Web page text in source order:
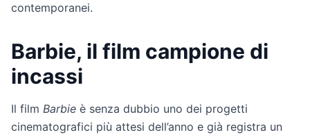
contemporanei.
Barbie, il film campione di
incassi
Il film Barbie è senza dubbio uno dei progetti
cinematografici più attesi dell’anno e già registra un